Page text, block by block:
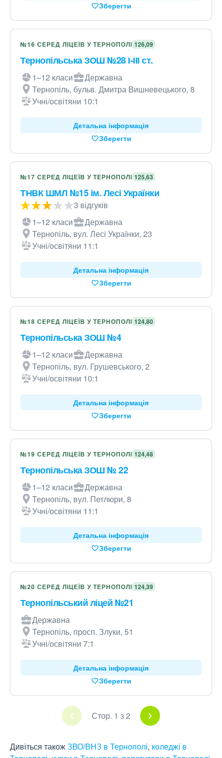
Зберегти
№16 СЕРЕД ЛІЦЕЇВ У ТЕРНОПОЛІ 126,09
Тернопільська ЗОШ №28 І-ІІІ ст.
1–12 класи
Державна
Тернопіль, бульв. Дмитра Вишневецького, 8
Учні/освітяни 10:1
Детальна інформація
Зберегти
№17 СЕРЕД ЛІЦЕЇВ У ТЕРНОПОЛІ 125,63
ТНВК ШМЛ №15 ім. Лесі Українки
3 відгуків
1–12 класи
Державна
Тернопіль, вул. Лесі Українки, 23
Учні/освітяни 11:1
Детальна інформація
Зберегти
№18 СЕРЕД ЛІЦЕЇВ У ТЕРНОПОЛІ 124,80
Тернопільська ЗОШ №4
1–12 класи
Державна
Тернопіль, вул. Грушевського, 2
Учні/освітяни 10:1
Детальна інформація
Зберегти
№19 СЕРЕД ЛІЦЕЇВ У ТЕРНОПОЛІ 124,48
Тернопільська ЗОШ № 22
1–12 класи
Державна
Тернопіль, вул. Петлюри, 8
Учні/освітяни 11:1
Детальна інформація
Зберегти
№20 СЕРЕД ЛІЦЕЇВ У ТЕРНОПОЛІ 124,39
Тернопільський ліцей №21
Державна
Тернопіль, просп. Злуки, 51
Учні/освітяни 7:1
Детальна інформація
Зберегти
Стор. 1 з 2
Дивіться такожЗВО/ВНЗ в Тернополі, коледжі в